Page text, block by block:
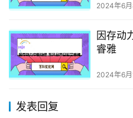
2024年6月
因存动
睿雅
2024年6月
发表回复